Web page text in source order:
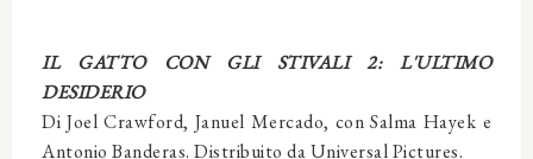
IL GATTO CON GLI STIVALI 2: L'ULTIMO
DESIDERIO
Di Joel Crawford, Januel Mercado, con Salma Hayek e
Antonio Banderas. Distribuito da Universal Pictures.